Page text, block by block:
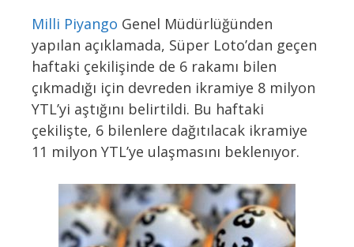
Milli Piyango Genel Müdürlüğünden
yapılan açıklamada, Süper Loto’dan geçen
haftaki çekilişinde de 6 rakamı bilen
çıkmadığı için devreden ikramiye 8 milyon
YTL’yi aştığını belirtildi. Bu haftaki
çekilişte, 6 bilenlere dağıtılacak ikramiye
11 milyon YTL’ye ulaşmasını beklenıyor.